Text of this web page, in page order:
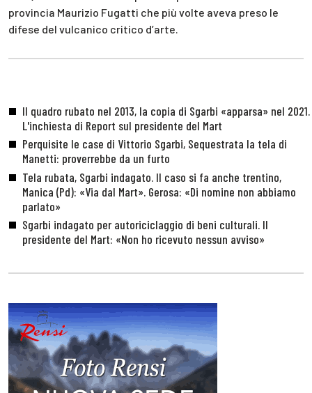
provincia Maurizio Fugatti che più volte aveva preso le
difese del vulcanico critico d’arte.
Il quadro rubato nel 2013, la copia di Sgarbi «apparsa» nel 2021.
L'inchiesta di Report sul presidente del Mart
Perquisite le case di Vittorio Sgarbi, Sequestrata la tela di
Manetti: proverrebbe da un furto
Tela rubata, Sgarbi indagato. Il caso si fa anche trentino,
Manica (Pd): «Via dal Mart». Gerosa: «Di nomine non abbiamo
parlato»
Sgarbi indagato per autoriciclaggio di beni culturali. Il
presidente del Mart: «Non ho ricevuto nessun avviso»